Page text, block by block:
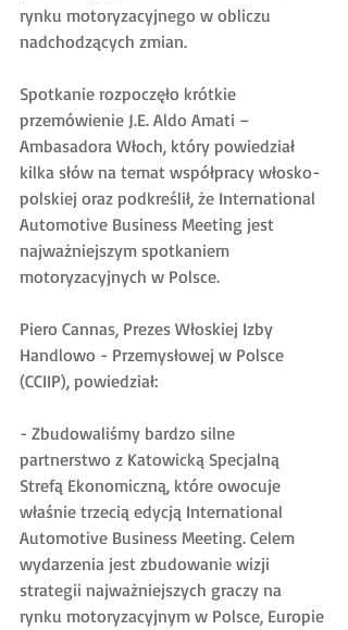
rynku motoryzacyjnego w obliczu
nadchodzących zmian.
Spotkanie rozpoczęło krótkie
przemówienie J.E. Aldo Amati –
Ambasadora Włoch, który powiedział
kilka słów na temat współpracy włosko-
polskiej oraz podkreślił, że International
Automotive Business Meeting jest
najważniejszym spotkaniem
motoryzacyjnych w Polsce.
Piero Cannas, Prezes Włoskiej Izby
Handlowo - Przemysłowej w Polsce
(CCIIP), powiedział:
- Zbudowaliśmy bardzo silne
partnerstwo z Katowicką Specjalną
Strefą Ekonomiczną, które owocuje
właśnie trzecią edycją International
Automotive Business Meeting. Celem
wydarzenia jest zbudowanie wizji
strategii najważniejszych graczy na
rynku motoryzacyjnym w Polsce, Europie